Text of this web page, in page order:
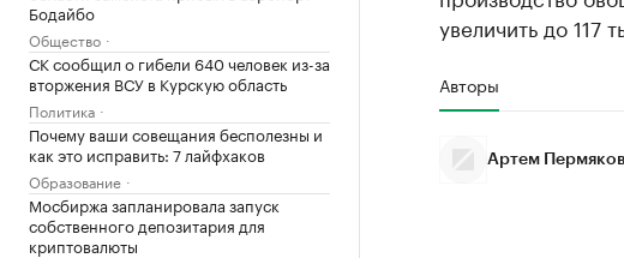
Бодайбо
Общество
СК сообщил о гибели 640 человек из-за
вторжения ВСУ в Курскую область
Политика
Почему ваши совещания бесполезны и
как это исправить: 7 лайфхаков
Образование
Мосбиржа запланировала запуск
собственного депозитария для
криптовалюты
увеличить до 117
Авторы
Артем Пермяков